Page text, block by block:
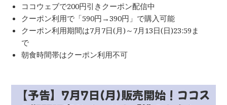
ココウェブで200円引きクーポン配信中
クーポン利用で「590円→390円」で購入可能
クーポン利用期間は7月7日(月)～7月13日(日)23:59ま
で
朝食時間帯はクーポン利用不可
【予告】7月7日(月)販売開始！ココス